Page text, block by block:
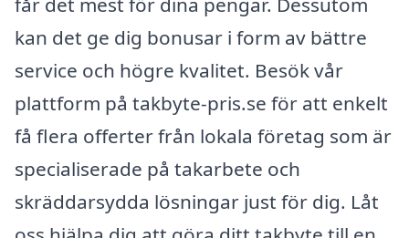
kan det ge dig bonusar i form av bättre
service och högre kvalitet. Besök vår
plattform på takbyte-pris.se för att enkelt
få flera offerter från lokala företag som är
specialiserade på takarbete och
skräddarsydda lösningar just för dig. Låt